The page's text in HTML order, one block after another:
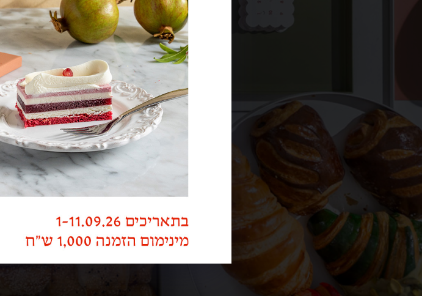
התחילו